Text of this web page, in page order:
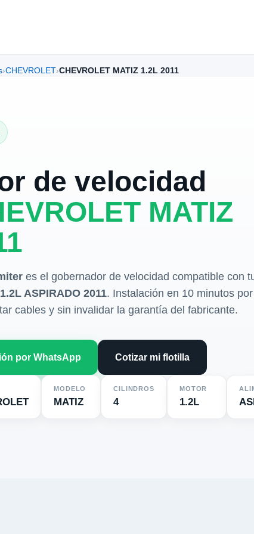
›CHEVROLET›CHEVROLET MATIZ 1.2L 2011
de velocidad
MATIZ
es el gobernador de velocidad compatible con
ASPIRADO 2011. Instalación en 10 minutos por
cables y sin invalidar la garantía del fabricante.
por WhatsApp Cotizar mi flotilla
MODELO
MATIZ
CILINDROS
4
MOTOR
1.2L